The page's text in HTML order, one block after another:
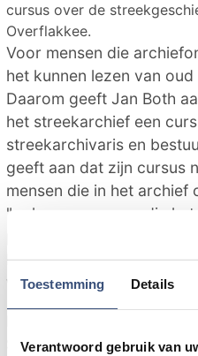
Toestemming Details
Verantwoord gebruik van
cursus over de
Overflakkee.
Voor mensen die
het kunnen lezen van
Daarom geeft Jan Both
het streekarchief een
streekarchivaris en
geeft aan dat zijn cursus
mensen die in het archief
"ook voor mensen die het
puzzelen is deze cursus
Both. De cursus zal
woensdagavonden.
Streekgeschiedenis die